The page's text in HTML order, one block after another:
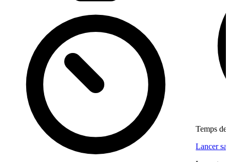
Temps de
Lancer sa